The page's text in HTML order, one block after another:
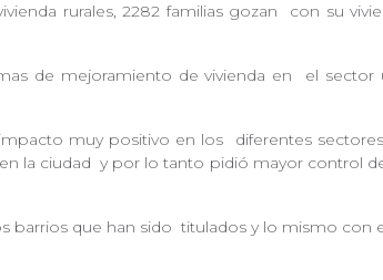
rurales, 2282 familias gozan
con su
de mejoramiento de vivienda en
el sector
muy positivo en los
diferentes
la ciudad y por lo tanto pidió mayor control
barrios que han sido titulados y lo mismo con